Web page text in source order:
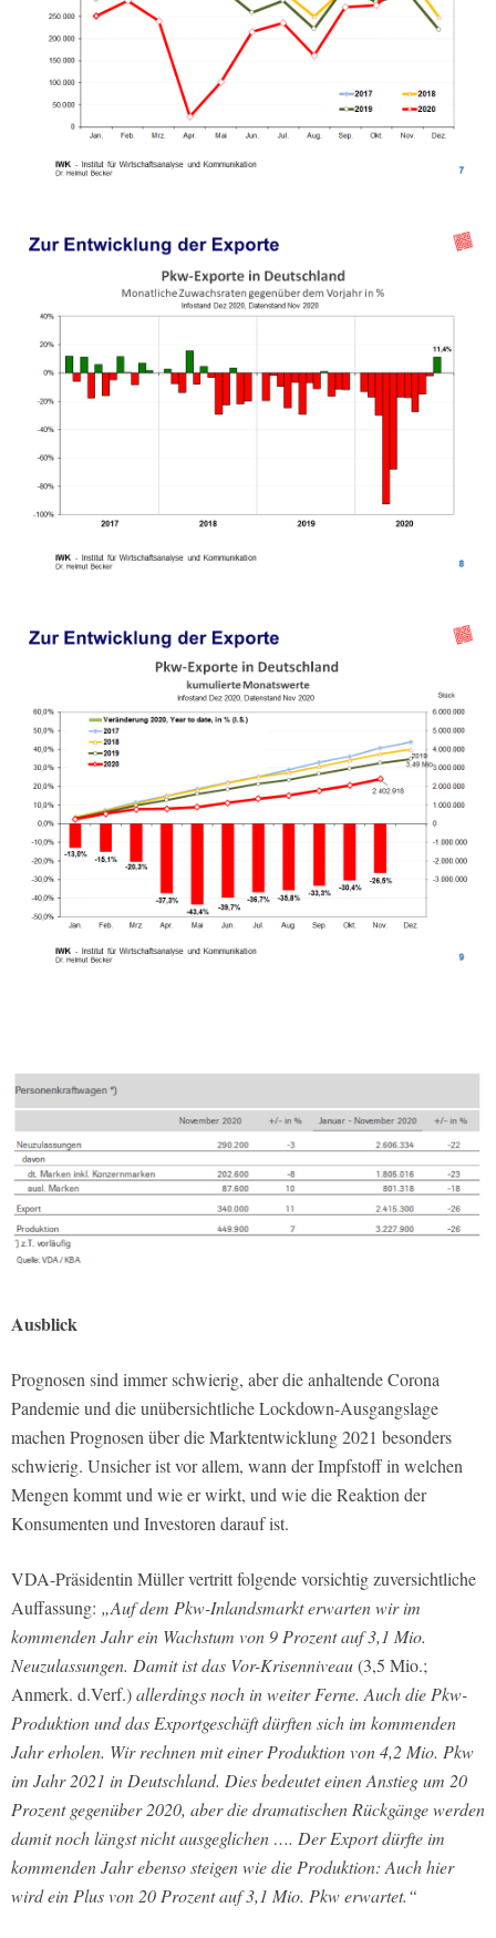
Ausblick
Prognosen sind immer schwierig, aber die anhaltende Corona
Pandemie und die unübersichtliche Lockdown-Ausgangslage
machen Prognosen über die Marktentwicklung 2021 besonders
schwierig. Unsicher ist vor allem, wann der Impfstoff in welchen
Mengen kommt und wie er wirkt, und wie die Reaktion der
Konsumenten und Investoren darauf ist.
VDA-Präsidentin Müller vertritt folgende vorsichtig zuversichtliche
Auffassung: „Auf dem Pkw-Inlandsmarkt erwarten wir im
kommenden Jahr ein Wachstum von 9 Prozent auf 3,1 Mio.
Neuzulassungen. Damit ist das Vor-Krisenniveau(3,5 Mio.;
Anmerk. d.Verf.)allerdings noch in weiter Ferne. Auch die Pkw-
Produktion und das Exportgeschäft dürften sich im kommenden
Jahr erholen. Wir rechnen mit einer Produktion von 4,2 Mio. Pkw
im Jahr 2021 in Deutschland. Dies bedeutet einen Anstieg um 20
Prozent gegenüber 2020, aber die dramatischen Rückgänge werden
damit noch längst nicht ausgeglichen …. Der Export dürfte im
kommenden Jahr ebenso steigen wie die Produktion: Auch hier
wird ein Plus von 20 Prozent auf 3,1 Mio. Pkw erwartet.“